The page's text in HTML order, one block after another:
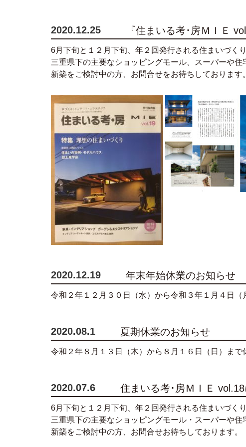
2020.12.25 『住まいる考･房ＭＩＥ
6月下旬と１２月下旬、年２回発行される住まいづく
三重県下の主要なショッピングモール、スーパーや
新築をご検討中の方、お問合せをお待ちしております。
2020.12.19 年末年始休業のお知らせ
令和２年１２月３０日（水）から令和３年１月４日（
2020.08.1 夏期休業のお知らせ
令和２年８月１３日（木）から８月１６日（日）まで
2020.07.6 住まいる考･房ＭＩＥ
6月下旬と１２月下旬、年２回発行される住まいづく
三重県下の主要なショッピングモール・スーパーや
新築をご検討中の方、お問合せお待ちしております。